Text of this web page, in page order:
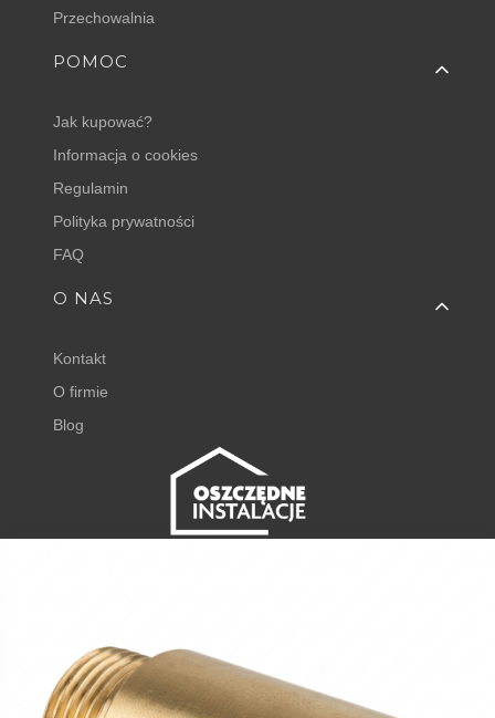
Przechowalnia
POMOC
Jak kupować?
Informacja o cookies
Regulamin
Polityka prywatności
FAQ
O NAS
Kontakt
O firmie
Blog
62-050 Mosina